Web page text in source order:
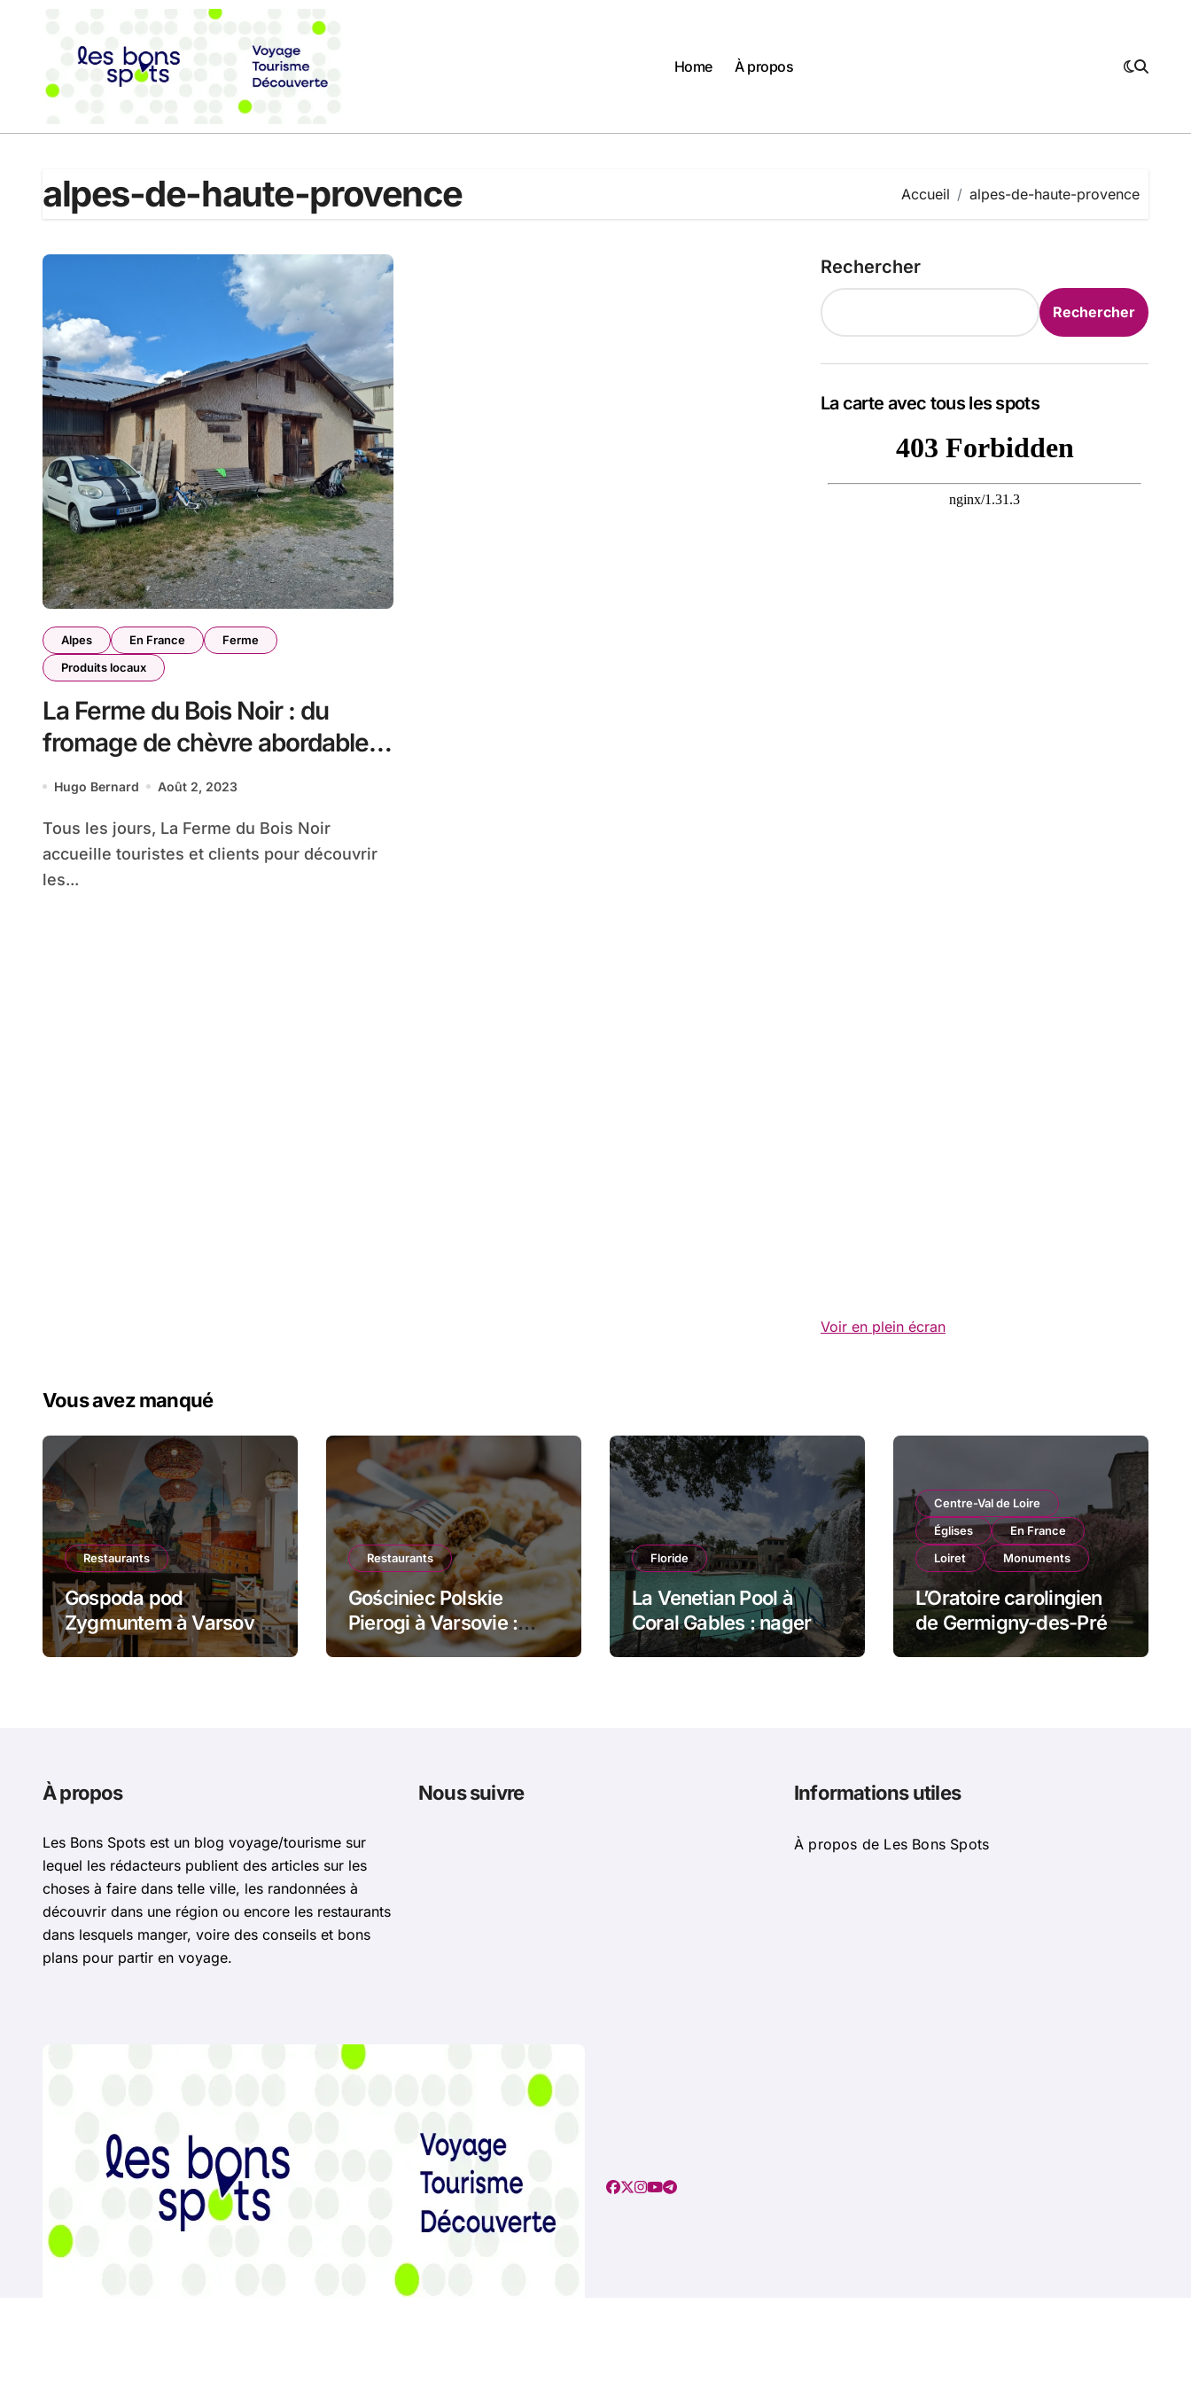
Home
À propos
alpes-de-haute-provence Accueil alpes-de-haute-provence
Alpes En France
Ferme
Produits locaux
La Ferme du Bois Noir : du
fromage de chèvre abordable à
Ancelle
Hugo Bernard Août 2, 2023
Tous les jours, La Ferme du Bois Noir
accueille touristes et clients pour découvrir
les...
Rechercher
Rechercher
La carte avec tous les spots
Voir en plein écran
Vous avez manqué
Restaurants
Gospoda pod
Zygmuntem à Varsovie
: barszcz aux uszka et
Restaurants
Gościniec Polskie
Pierogi à Varsovie :
żurek dans le pain et
Floride
La Venetian Pool à
Coral Gables : nager
dans un monument
Centre-Val de Loire
Églises
En France
Loiret
Monuments
L’Oratoire carolingien
de Germigny-des-Prés
: cette église renferme
À propos
Les Bons Spots est un blog voyage/tourisme sur
lequel les rédacteurs publient des articles sur les
choses à faire dans telle ville, les randonnées à
découvrir dans une région ou encore les restaurants
dans lesquels manger, voire des conseils et bons
plans pour partir en voyage.
Nous suivre Informations utiles
À propos de Les Bons Spots